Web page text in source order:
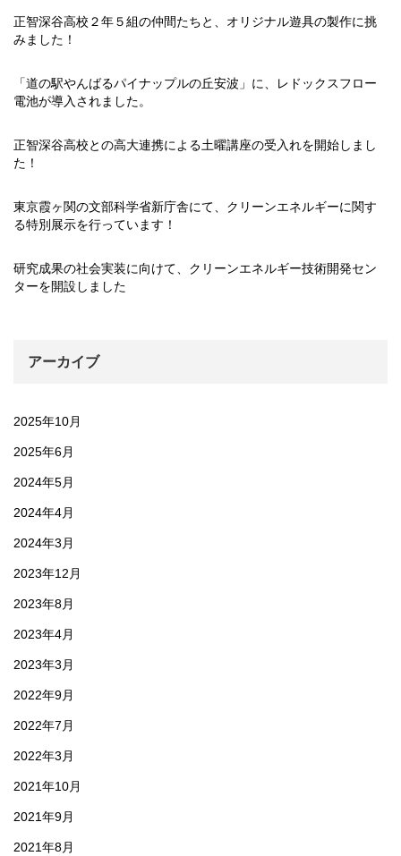
正智深谷高校２年５組の仲間たちと、オリジナル遊具の製作に挑
みました！
「道の駅やんばるパイナップルの丘安波」に、レドックスフロー
電池が導入されました。
正智深谷高校との高大連携による土曜講座の受入れを開始しまし
た！
東京霞ヶ関の文部科学省新庁舎にて、クリーンエネルギーに関す
る特別展示を行っています！
研究成果の社会実装に向けて、クリーンエネルギー技術開発セン
ターを開設しました
アーカイブ
2025年10月
2025年6月
2024年5月
2024年4月
2024年3月
2023年12月
2023年8月
2023年4月
2023年3月
2022年9月
2022年7月
2022年3月
2021年10月
2021年9月
2021年8月